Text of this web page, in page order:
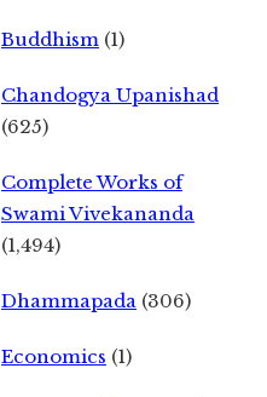
Buddhism (1)
Chandogya Upanishad
(625)
Complete Works of
Swami Vivekananda
(1,494)
Dhammapada (306)
Economics (1)